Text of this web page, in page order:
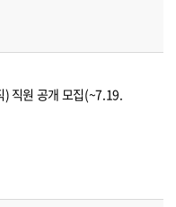
직원 공개 모집(~7.19.